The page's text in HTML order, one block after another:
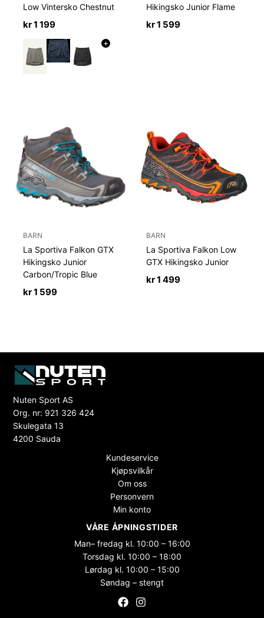
Low Vintersko Chestnut
kr1 199
+
Hikingsko Junior Flame
kr1 599
BARN
La Sportiva Falkon GTX
Hikingsko Junior
Carbon/Tropic Blue
kr1 599
BARN
La Sportiva Falkon Low
GTX Hikingsko Junior
kr1 499
Nuten Sport AS
Org. nr: 921 326 424
Skulegata 13
4200 Sauda
Kundeservice
Kjøpsvilkår
Om oss
Personvern
Min konto
VÅRE ÅPNINGSTIDER
Man– fredag kl. 10:00 – 16:00
Torsdag kl. 10:00 – 18:00
Lørdag kl. 10:00 – 15:00
Søndag – stengt